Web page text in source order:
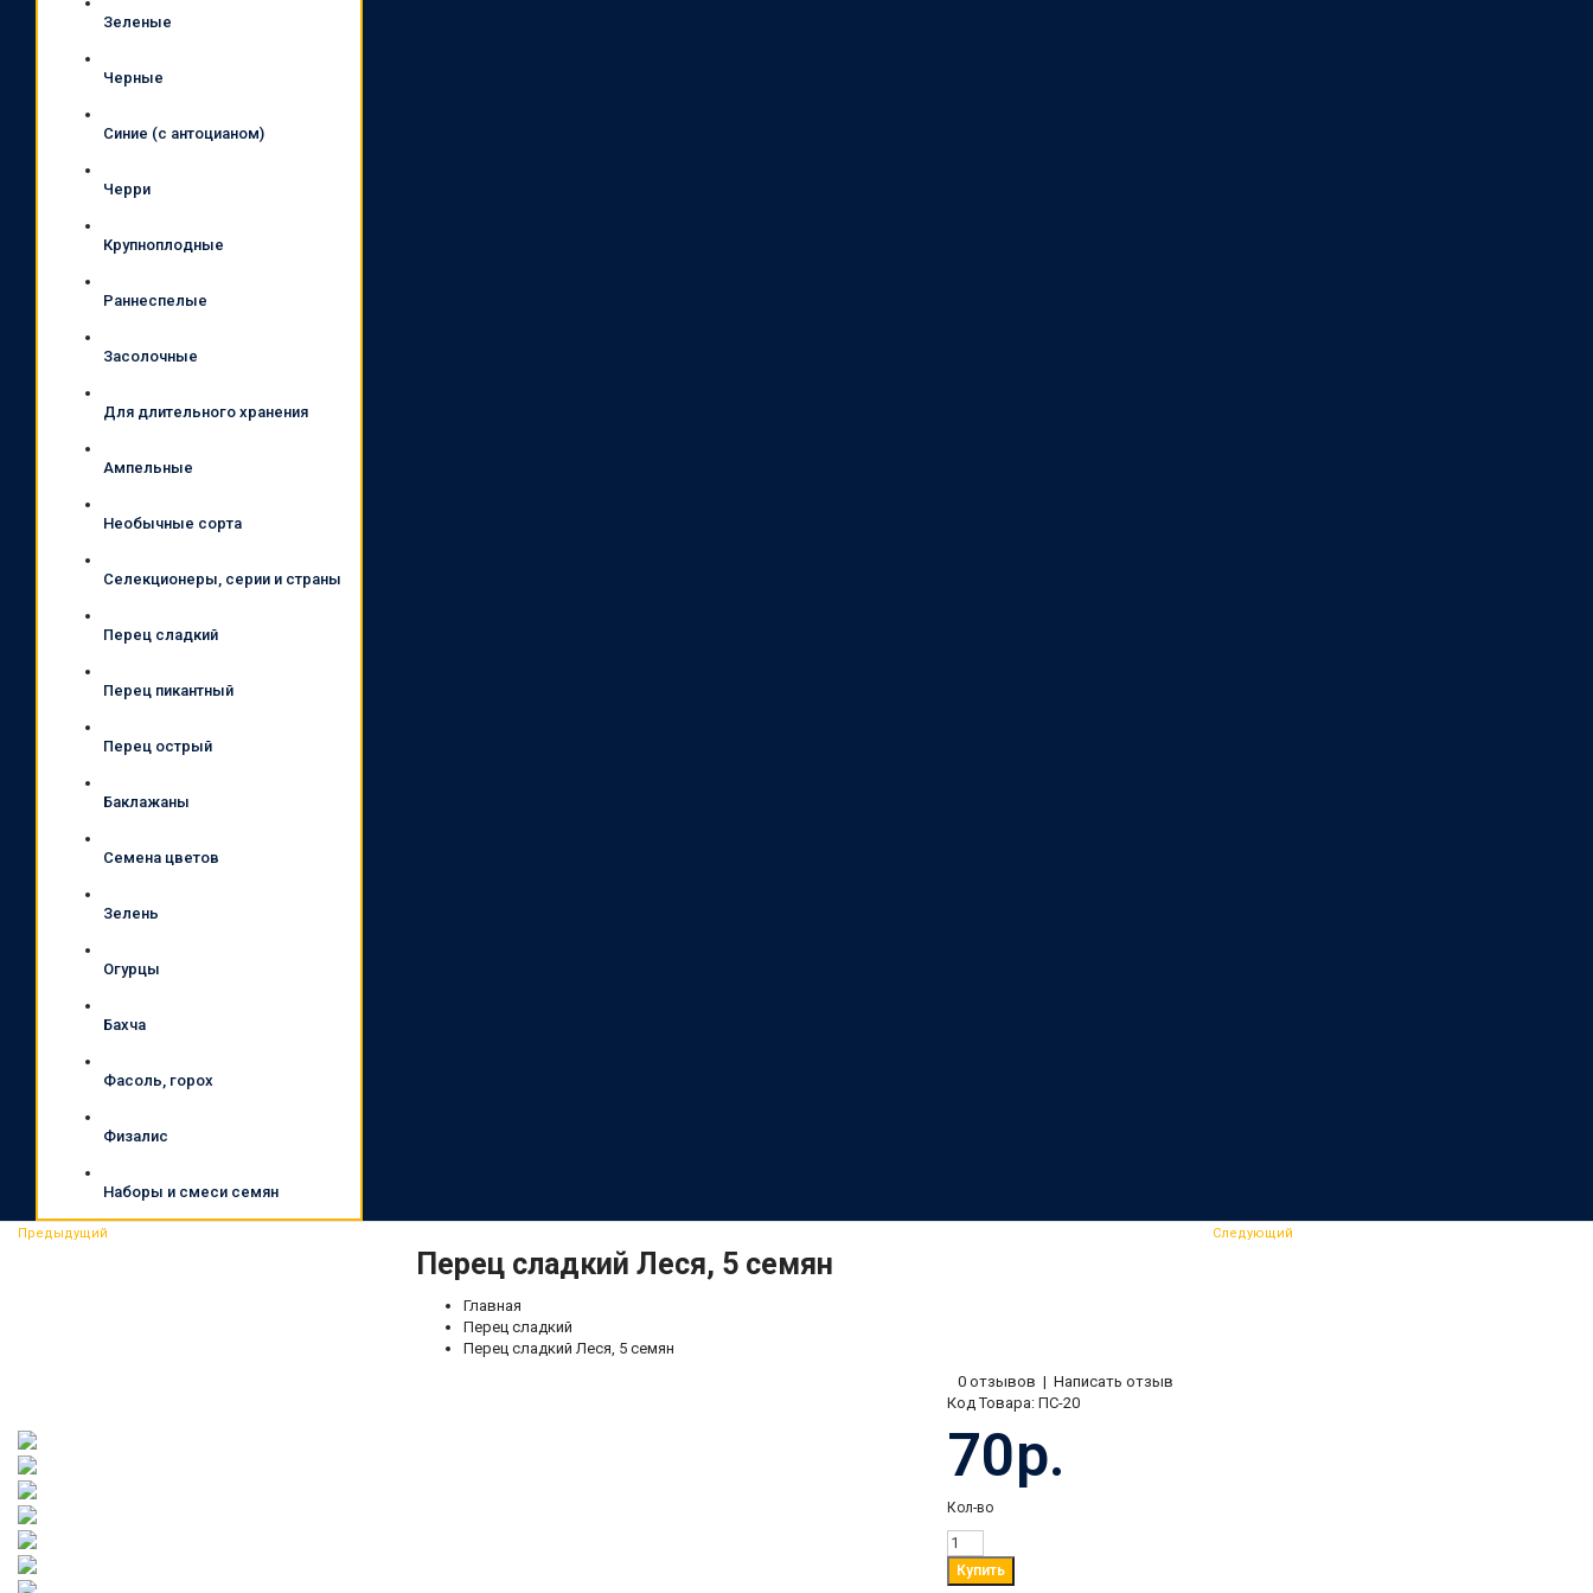
Зеленые
Черные
Синие (с антоцианом)
Черри
Крупноплодные
Раннеспелые
Засолочные
Для длительного хранения
Ампельные
Необычные сорта
Селекционеры, серии и страны
Перец сладкий
Перец пикантный
Перец острый
Баклажаны
Семена цветов
Зелень
Огурцы
Бахча
Фасоль, горох
Физалис
Наборы и смеси семян
Предыдущий
Перец сладкий Леся, 5 семян
Главная
Перец сладкий
Перец сладкий Леся, 5 семян
Следующий
0 отзывов | Написать отзыв
Код Товара: ПС-20
70р.
Кол-во